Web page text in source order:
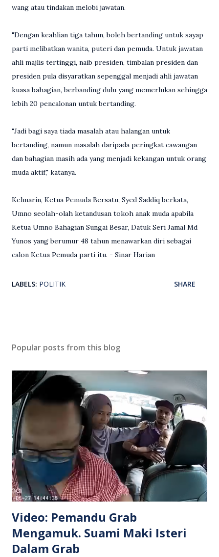
wang atau tindakan melobi jawatan.
"Dengan keahlian tiga tahun, boleh bertanding untuk sayap
parti melibatkan wanita, puteri dan pemuda. Untuk jawatan
ahli majlis tertinggi, naib presiden, timbalan presiden dan
presiden pula disyaratkan sepenggal menjadi ahli jawatan
kuasa bahagian, berbanding dulu yang memerlukan sehingga
lebih 20 pencalonan untuk bertanding.
"Jadi bagi saya tiada masalah atau halangan untuk
bertanding, namun masalah daripada peringkat cawangan
dan bahagian masih ada yang menjadi kekangan untuk orang
muda aktif," katanya.
Kelmarin, Ketua Pemuda Bersatu, Syed Saddiq berkata,
Umno seolah-olah ketandusan tokoh anak muda apabila
Ketua Umno Bahagian Sungai Besar, Datuk Seri Jamal Md
Yunos yang berumur 48 tahun menawarkan diri sebagai
calon Ketua Pemuda parti itu. - Sinar Harian
LABELS: POLITIK SHARE
Popular posts from this blog
Video: Pemandu Grab
Mengamuk. Suami Maki Isteri
Dalam Grab